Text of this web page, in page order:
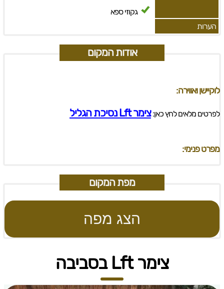
גקוזי ספא
הערות
אודות המקום
לוקיישן ואווירה:
לפרטים מלאים לחץ כאן:צימר Lft נסיכת הגליל
מפרט פנימי:
מפת המקום
הצג מפה
צימר Lft בסביבה